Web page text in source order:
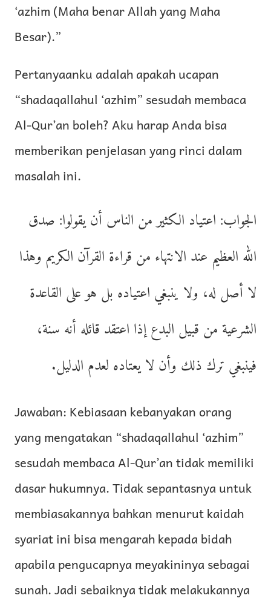
‘azhim (Maha benar Allah yang Maha
Besar).”
Pertanyaanku adalah apakah ucapan
“shadaqallahul ‘azhim” sesudah membaca
Al-Qur’an boleh? Aku harap Anda bisa
memberikan penjelasan yang rinci dalam
masalah ini.
الجواب: اعتياد الكثير من الناس أن يقولوا: صدق
الله العظيم عند الانتهاء من قراءة القرآن الكريم وهذا
لا أصل له، ولا ينبغي اعتياده بل هو على القاعدة
الشرعية من قبيل البدع إذا اعتقد قائله أنه سنة،
فينبغي ترك ذلك وأن لا يعتاده لعدم الدليل.
Jawaban: Kebiasaan kebanyakan orang
yang mengatakan “shadaqallahul ‘azhim”
sesudah membaca Al-Qur’an tidak memiliki
dasar hukumnya. Tidak sepantasnya untuk
membiasakannya bahkan menurut kaidah
syariat ini bisa mengarah kepada bidah
apabila pengucapnya meyakininya sebagai
sunah. Jadi sebaiknya tidak melakukannya